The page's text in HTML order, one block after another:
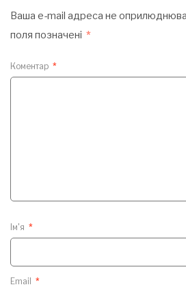
Ваша e-mail адреса не
поля позначені *
Коментар *
Ім'я *
Email *